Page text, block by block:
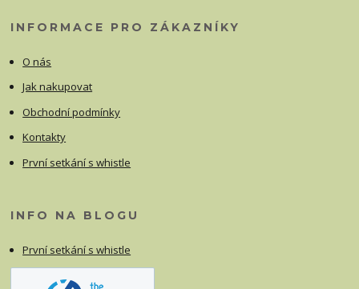
INFORMACE PRO ZÁKAZNÍKY
O nás
Jak nakupovat
Obchodní podmínky
Kontakty
První setkání s whistle
INFO NA BLOGU
První setkání s whistle